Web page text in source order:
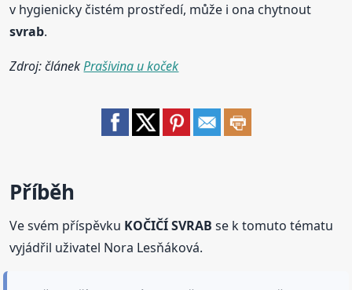
v hygienicky čistém prostředí, může i ona chytnout
svrab.
Zdroj: článekPrašivina u koček
Příběh
Ve svém příspěvku KOČIČÍ SVRAB se k tomuto tématu
vyjádřil uživatel Nora Lesňáková.